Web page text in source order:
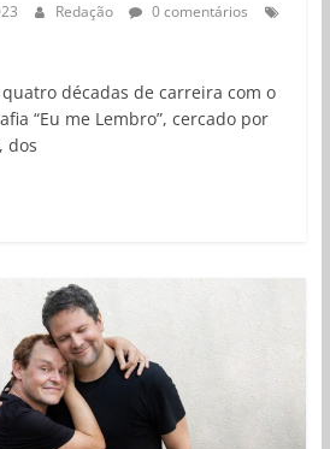
Redação
0 comentários
décadas de carreira com o
“Eu me Lembro”, cercado por
dos